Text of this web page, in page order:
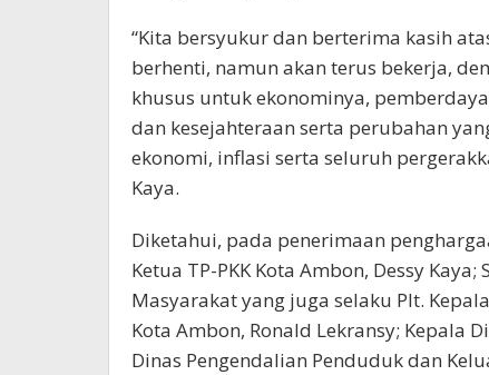
“Kita bersyukur dan berterima kasih
berhenti, namun akan terus bekerja,
khusus untuk ekonominya,
dan kesejahteraan serta perubahan
ekonomi, inflasi serta seluruh
Kaya.
Diketahui, pada penerimaan
Ketua TP-PKK Kota Ambon, Dessy
Masyarakat yang juga selaku Plt.
Kota Ambon, Ronald Lekransy; Kepala
Dinas Pengendalian Penduduk dan